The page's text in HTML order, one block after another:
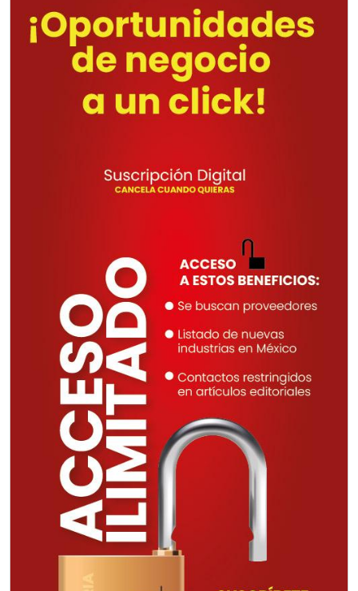
Especificaciones:
Requisitos: Otorgar condiciones de
crédito acordes a las políticas del
grupo, contar con instalaciones
cercanas a la región y otorgar
referencias comerciales.
CONSULTORÍAS DE
RECURSOS HUMANOS
Especificaciones:
Requisitos: Otorgar condiciones de
crédito acordes a las políticas del
grupo, contar con instalaciones
cercanas a la región y otorgar
referencias comerciales.
Aplicar al Requerimiento
Empresa en Querétaro
REFACCIONES PARA